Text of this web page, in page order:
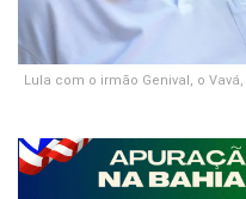
Lula com o irmão Genival, o